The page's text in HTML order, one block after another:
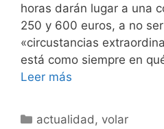
horas darán lugar a una
250 y 600 euros, a no
«circustancias
está como siempre en
Leer más
Categorías
actualidad , volar